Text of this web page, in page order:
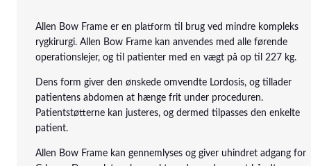
Allen Bow Frame er en platform til brug ved mindre kompleks
rygkirurgi. Allen Bow Frame kan anvendes med alle førende
operationslejer, og til patienter med en vægt på op til 227 kg.
Dens form giver den ønskede omvendte Lordosis, og tillader
patientens abdomen at hænge frit under proceduren.
Patientstøtterne kan justeres, og dermed tilpasses den enkelte
patient.
Allen Bow Frame kan gennemlyses og giver uhindret adgang for